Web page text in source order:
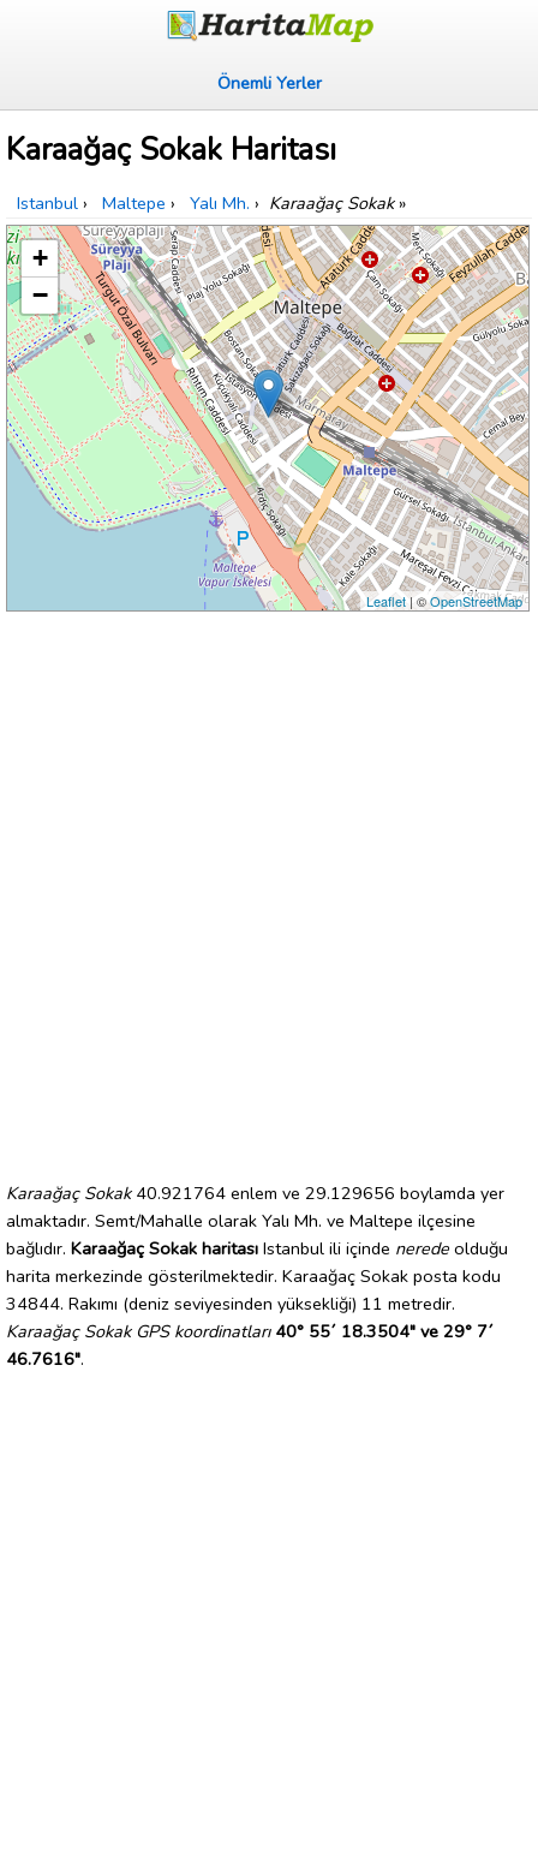
Önemli Yerler
Karaağaç Sokak Haritası
Istanbul › Maltepe › Yalı Mh. › Karaağaç Sokak»
+
−
Leaflet| ©OpenStreetMap
Karaağaç Sokak40.921764 enlem ve 29.129656 boylamda yer
almaktadır. Semt/Mahalle olarak Yalı Mh. ve Maltepe ilçesine
bağlıdır. Karaağaç Sokak haritası Istanbul ili içinde nerede olduğu
harita merkezinde gösterilmektedir. Karaağaç Sokak posta kodu
34844. Rakımı (deniz seviyesinden yüksekliği) 11 metredir.
Karaağaç Sokak GPS koordinatları 40° 55´ 18.3504" ve 29° 7´
46.7616".